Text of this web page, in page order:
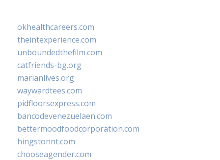
okhealthcareers.com
theintexperience.com
unboundedthefilm.com
catfriends-bg.org
marianlives.org
waywardtees.com
pidfloorsexpress.com
bancodevenezuelaen.com
bettermoodfoodcorporation.com
hingstonnt.com
chooseagender.com